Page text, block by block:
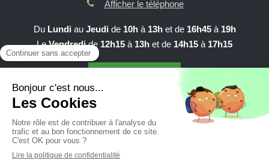
Afficher le téléphone
Du Lundi au Jeudi de 10hà 13het de 16h45à 19h
LeVendredide 12h15 à 13h et de 14h15 à 17h15
Création et référencement du site par Simplébo